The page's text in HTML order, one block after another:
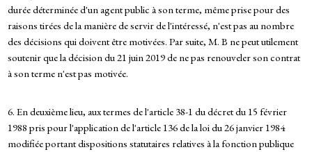
durée déterminée d'un agent public à son terme, même prise pour des
raisons tirées de la manière de servir de l'intéressé, n'est pas au nombre
des décisions qui doivent être motivées. Par suite, M. B ne peut utilement
soutenir que la décision du 21 juin 2019 de ne pas renouveler son contrat
à son terme n'est pas motivée.
6. En deuxième lieu, aux termes de l'article 38-1 du décret du 15 février
1988 pris pour l'application de l'article 136 de la loi du 26 janvier 1984
modifiée portant dispositions statutaires relatives à la fonction publique